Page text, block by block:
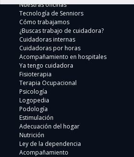
Nuestras oficinas
Tecnología de Senniors
Cómo trabajamos
¿Buscas trabajo de cuidadora?
Cuidadoras internas
Cuidadoras por horas
Acompañamiento en hospitales
Ya tengo cuidadora
Fisioterapia
Terapia Ocupacional
Psicología
Logopedia
Podología
Estimulación
Adecuación del hogar
Nutrición
Ley de la dependencia
Acompañamiento